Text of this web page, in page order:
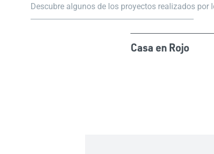
Descubre algunos de los proyectos realizados por
Casa en Rojo